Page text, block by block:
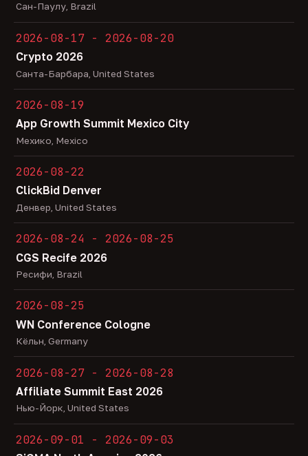
Сан-Паулу, Brazil
2026-08-17 - 2026-08-20
Crypto 2026
Санта-Барбара, United States
2026-08-19
App Growth Summit Mexico City
Мехико, Mexico
2026-08-22
ClickBid Denver
Денвер, United States
2026-08-24 - 2026-08-25
CGS Recife 2026
Ресифи, Brazil
2026-08-25
WN Conference Cologne
Кёльн, Germany
2026-08-27 - 2026-08-28
Affiliate Summit East 2026
Нью-Йорк, United States
2026-09-01 - 2026-09-03